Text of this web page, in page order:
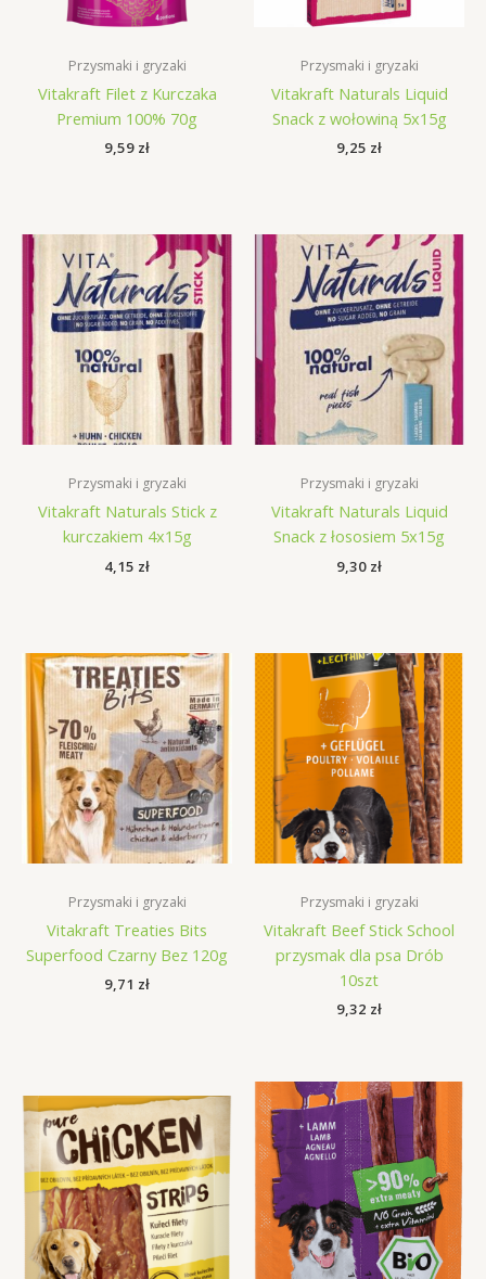
Przysmaki i gryzaki
Vitakraft Filet z Kurczaka
Premium 100% 70g
9,59 zł
Przysmaki i gryzaki
Vitakraft Naturals Liquid
Snack z wołowiną 5x15g
9,25 zł
Przysmaki i gryzaki
Vitakraft Naturals Stick z
kurczakiem 4x15g
4,15 zł
Przysmaki i gryzaki
Vitakraft Naturals Liquid
Snack z łososiem 5x15g
9,30 zł
Przysmaki i gryzaki
Vitakraft Treaties Bits
Superfood Czarny Bez 120g
9,71 zł
Przysmaki i gryzaki
Vitakraft Beef Stick School
przysmak dla psa Drób
10szt
9,32 zł